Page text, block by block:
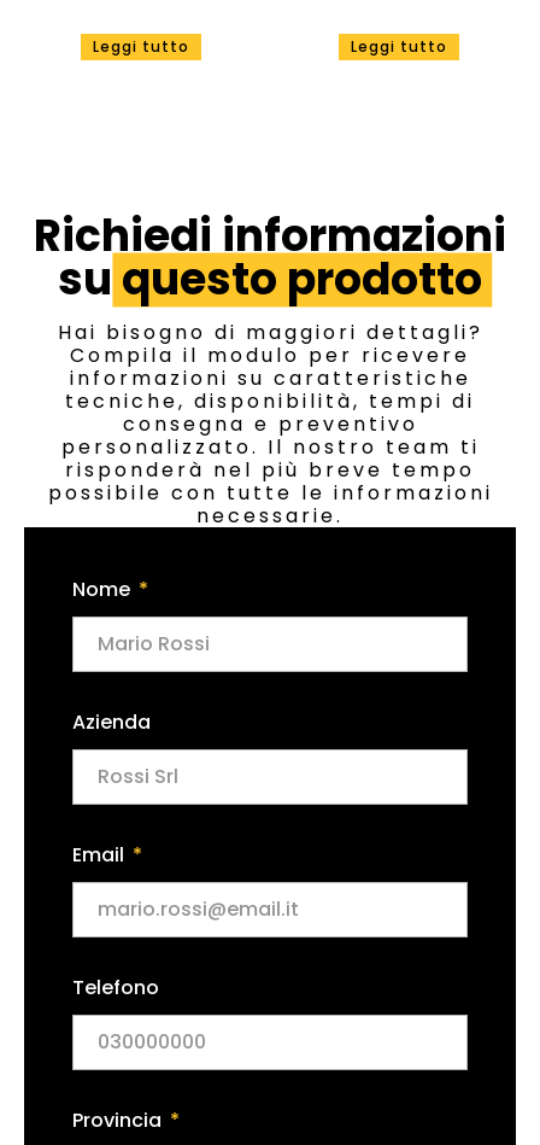
Leggi tutto Leggi tutto
Richiedi informazioni
su questo prodotto
Hai bisogno di maggiori dettagli?
Compila il modulo per ricevere
informazioni su caratteristiche
tecniche, disponibilità, tempi di
consegna e preventivo
personalizzato. Il nostro team ti
risponderà nel più breve tempo
possibile con tutte le informazioni
necessarie.
Nome
Azienda
Email
Telefono
Provincia